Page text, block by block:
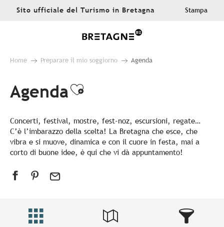
AllerSito ufficiale del Turismo in Bretagna Stampa
Home Preparare il mio soggiorno Agenda
AgendaAjouter aux favoris
Concerti, festival, mostre, fest-noz, escursioni, regate…
C’è l’imbarazzo della scelta! La Bretagna che esce, che
vibra e si muove, dinamica e con il cuore in festa, mai a
corto di buone idee, è qui che vi dà appuntamento!